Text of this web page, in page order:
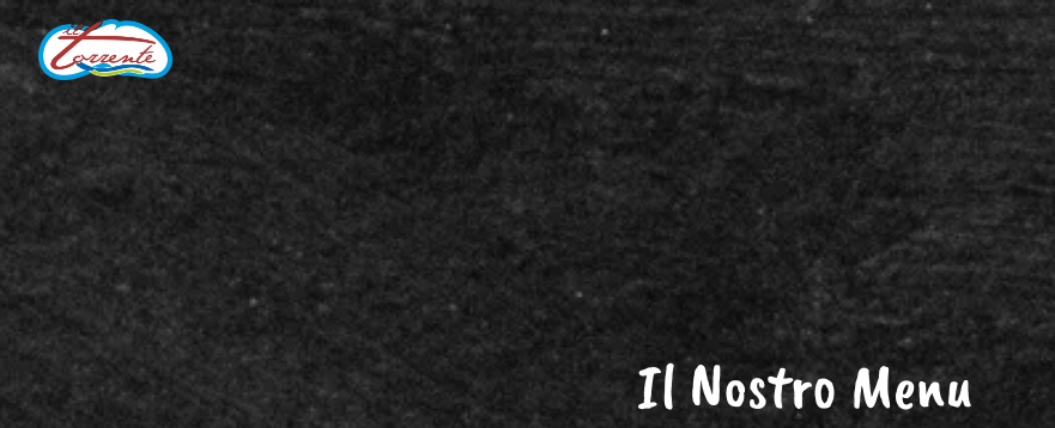
Il Nostro Menu